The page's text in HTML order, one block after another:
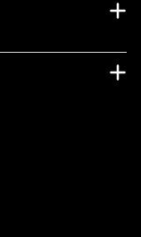
ongletonglet